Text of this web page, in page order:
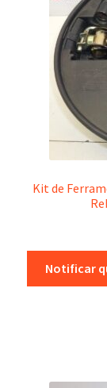
Kit de
Notificar